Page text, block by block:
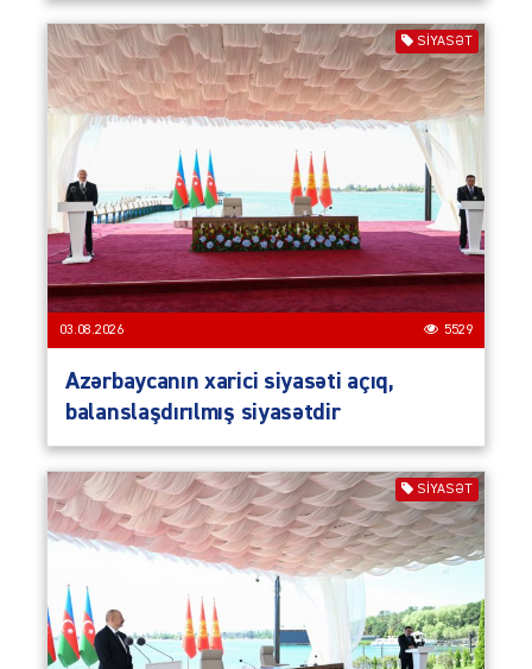
SIYASƏT
03.08.2026 5529
Azərbaycanın xarici siyasəti açıq,
balanslaşdırılmış siyasətdir
SIYASƏT